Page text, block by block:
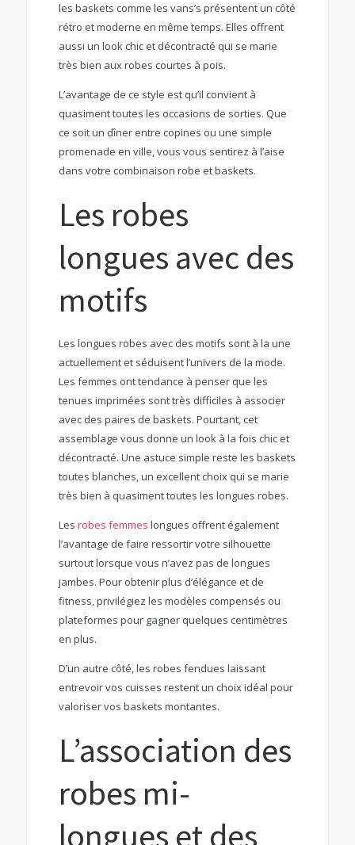
les baskets comme les vans’s présentent un côté
rétro et moderne en même temps. Elles offrent
aussi un look chic et décontracté qui se marie
très bien aux robes courtes à pois.
L’avantage de ce style est qu’il convient à
quasiment toutes les occasions de sorties. Que
ce soit un dîner entre copines ou une simple
promenade en ville, vous vous sentirez à l’aise
dans votre combinaison robe et baskets.
Les robes
longues avec des
motifs
Les longues robes avec des motifs sont à la une
actuellement et séduisent l’univers de la mode.
Les femmes ont tendance à penser que les
tenues imprimées sont très difficiles à associer
avec des paires de baskets. Pourtant, cet
assemblage vous donne un look à la fois chic et
décontracté. Une astuce simple reste les baskets
toutes blanches, un excellent choix qui se marie
très bien à quasiment toutes les longues robes.
Les robes femmes longues offrent également
l’avantage de faire ressortir votre silhouette
surtout lorsque vous n’avez pas de longues
jambes. Pour obtenir plus d’élégance et de
fitness, privilégiez les modèles compensés ou
plateformes pour gagner quelques centimètres
en plus.
D’un autre côté, les robes fendues laissant
entrevoir vos cuisses restent un choix idéal pour
valoriser vos baskets montantes.
L’association des
robes mi-
longues et des